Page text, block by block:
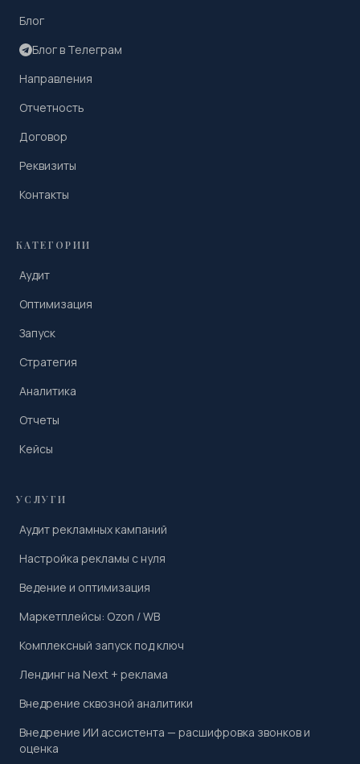
Блог
Блог в Телеграм
Направления
Отчетность
Договор
Реквизиты
Контакты
КАТЕГОРИИ
Аудит
Оптимизация
Запуск
Стратегия
Аналитика
Отчеты
Кейсы
УСЛУГИ
Аудит рекламных кампаний
Настройка рекламы с нуля
Ведение и оптимизация
Маркетплейсы: Ozon / WB
Комплексный запуск под ключ
Лендинг на Next + реклама
Внедрение сквозной аналитики
Внедрение ИИ ассистента — расшифровка звонков и
оценка